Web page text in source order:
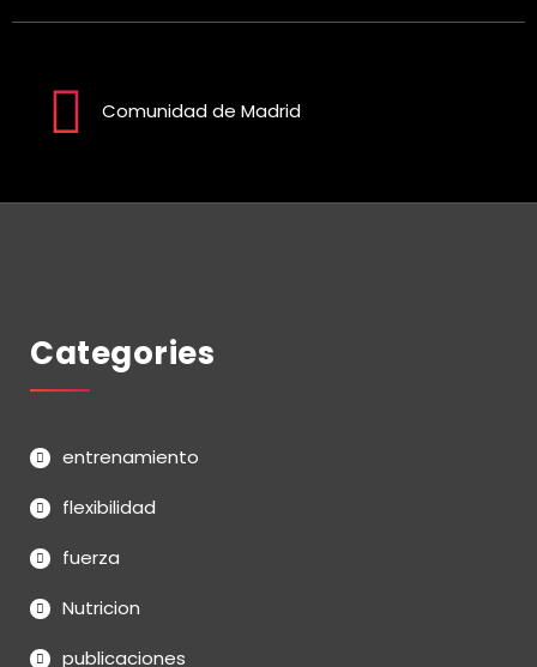
Comunidad de Madrid
Categories
entrenamiento
flexibilidad
fuerza
Nutricion
publicaciones